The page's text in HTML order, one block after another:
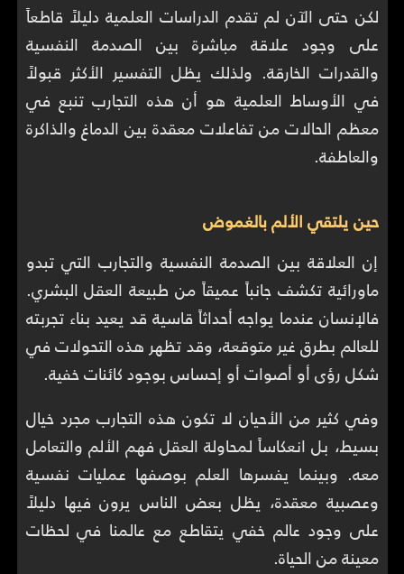
لكن حتى الآن لم تقدم الدراسات العلمية دليلاً قاطعاً
على وجود علاقة مباشرة بين الصدمة النفسية
والقدرات الخارقة. ولذلك يظل التفسير الأكثر قبولاً
في الأوساط العلمية هو أن هذه التجارب تنبع في
معظم الحالات من تفاعلات معقدة بين الدماغ والذاكرة
والعاطفة.
حين يلتقي الألم بالغموض
إن العلاقة بين الصدمة النفسية والتجارب التي تبدو
ماورائية تكشف جانباً عميقاً من طبيعة العقل البشري.
فالإنسان عندما يواجه أحداثاً قاسية قد يعيد بناء تجربته
للعالم بطرق غير متوقعة، وقد تظهر هذه التحولات في
شكل رؤى أو أصوات أو إحساس بوجود كائنات خفية.
وفي كثير من الأحيان لا تكون هذه التجارب مجرد خيال
بسيط، بل انعكاساً لمحاولة العقل فهم الألم والتعامل
معه. وبينما يفسرها العلم بوصفها عمليات نفسية
وعصبية معقدة، يظل بعض الناس يرون فيها دليلاً
على وجود عالم خفي يتقاطع مع عالمنا في لحظات
معينة من الحياة.